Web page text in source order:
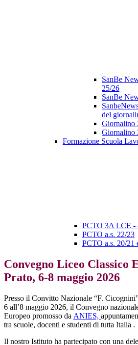
SanBe
25/26
SanBe
del
Giornalino
Giornalino
Formazione Scuola
PCTO 3A LCE -
PCTO a.s. 22/23
PCTO a.s. 20/21
Convegno Liceo Classico
Prato, 6-8 maggio 2026
Presso il Convitto Nazionale “F.
6 all’8 maggio 2026, il Convegno
Europeo promosso da ANIES,
tra scuole, docenti e studenti di tutta Italia .
Il nostro Istituto ha partecipato con una